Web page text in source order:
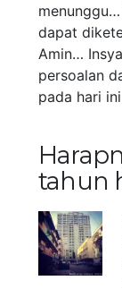
dapat
Amin…
persoalan
pada hari
tahun